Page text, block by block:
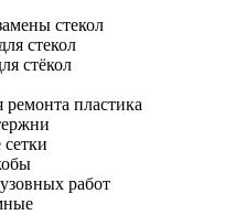
стекол
стекол
стёкол
пластика
работ